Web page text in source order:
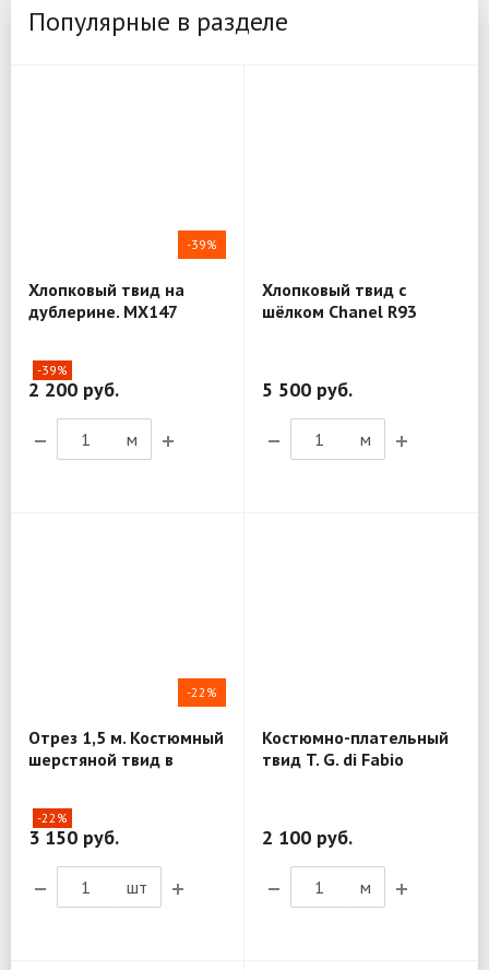
Популярные в разделе
-39%
Хлопковый твид на
дублерине. MX147
-39%
2 200 руб.
м
Хлопковый твид с
шёлком Chanel R93
5 500 руб.
м
-22%
Отрез 1,5 м. Костюмный
шерстяной твид в
-22%
3 150 руб.
шт
Костюмно-плательный
твид T. G. di Fabio
2 100 руб.
м